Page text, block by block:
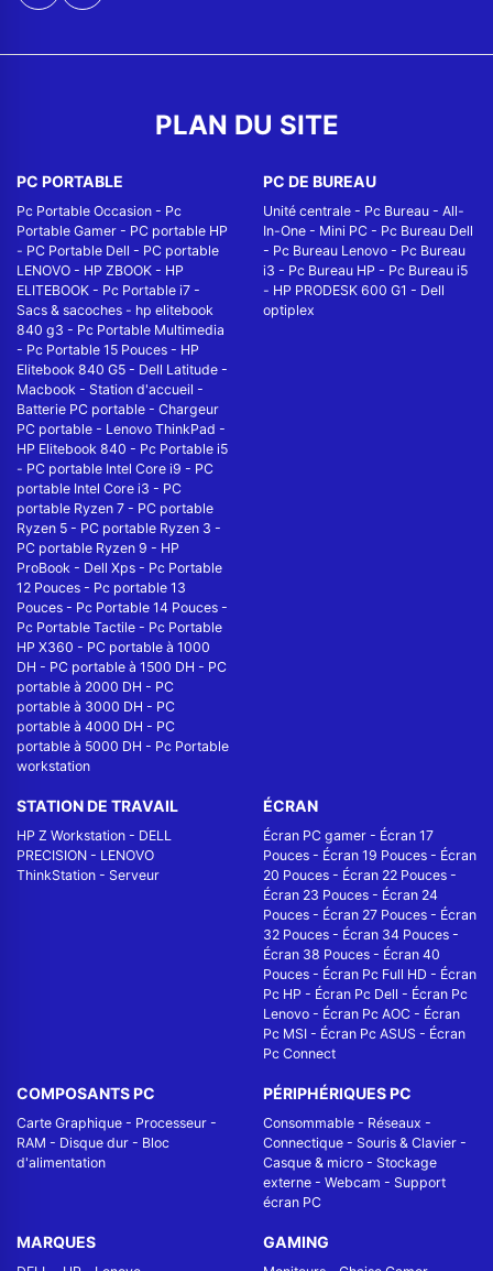
PLAN DU SITE
PC PORTABLE
Pc Portable Occasion - Pc
Portable Gamer - PC portable HP
- PC Portable Dell - PC portable
LENOVO - HP ZBOOK - HP
ELITEBOOK - Pc Portable i7 -
Sacs & sacoches - hp elitebook
840 g3 - Pc Portable Multimedia
- Pc Portable 15 Pouces - HP
Elitebook 840 G5 - Dell Latitude -
Macbook - Station d'accueil -
Batterie PC portable - Chargeur
PC portable - Lenovo ThinkPad -
HP Elitebook 840 - Pc Portable i5
- PC portable Intel Core i9 - PC
portable Intel Core i3 - PC
portable Ryzen 7 - PC portable
Ryzen 5 - PC portable Ryzen 3 -
PC portable Ryzen 9 - HP
ProBook - Dell Xps - Pc Portable
12 Pouces - Pc portable 13
Pouces - Pc Portable 14 Pouces -
Pc Portable Tactile - Pc Portable
HP X360 - PC portable à 1000
DH - PC portable à 1500 DH - PC
portable à 2000 DH - PC
portable à 3000 DH - PC
portable à 4000 DH - PC
portable à 5000 DH - Pc Portable
workstation
PC DE BUREAU
Unité centrale - Pc Bureau - All-
In-One - Mini PC - Pc Bureau Dell
- Pc Bureau Lenovo - Pc Bureau
i3 - Pc Bureau HP - Pc Bureau i5
- HP PRODESK 600 G1 - Dell
optiplex
STATION DE TRAVAIL
HP Z Workstation - DELL
PRECISION - LENOVO
ThinkStation - Serveur
ÉCRAN
Écran PC gamer - Écran 17
Pouces - Écran 19 Pouces - Écran
20 Pouces - Écran 22 Pouces -
Écran 23 Pouces - Écran 24
Pouces - Écran 27 Pouces - Écran
32 Pouces - Écran 34 Pouces -
Écran 38 Pouces - Écran 40
Pouces - Écran Pc Full HD - Écran
Pc HP - Écran Pc Dell - Écran Pc
Lenovo - Écran Pc AOC - Écran
Pc MSI - Écran Pc ASUS - Écran
Pc Connect
COMPOSANTS PC
Carte Graphique - Processeur -
RAM - Disque dur - Bloc
d'alimentation
PÉRIPHÉRIQUES PC
Consommable - Réseaux -
Connectique - Souris & Clavier -
Casque & micro - Stockage
externe - Webcam - Support
écran PC
MARQUES GAMING